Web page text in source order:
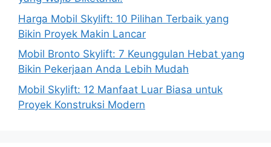
Harga Mobil Skylift: 10 Pilihan Terbaik yang
Bikin Proyek Makin Lancar
Mobil Bronto Skylift: 7 Keunggulan Hebat yang
Bikin Pekerjaan Anda Lebih Mudah
Mobil Skylift: 12 Manfaat Luar Biasa untuk
Proyek Konstruksi Modern